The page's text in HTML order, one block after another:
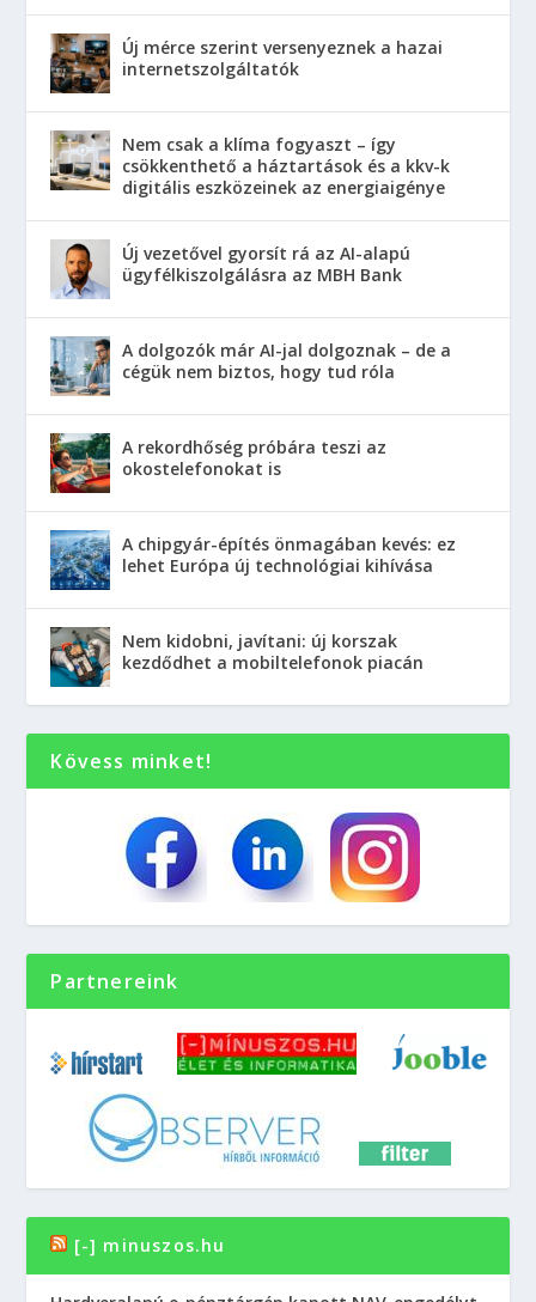
Új mérce szerint versenyeznek a hazai
internetszolgáltatók
Nem csak a klíma fogyaszt – így
csökkenthető a háztartások és a kkv-k
digitális eszközeinek az energiaigénye
Új vezetővel gyorsít rá az AI-alapú
ügyfélkiszolgálásra az MBH Bank
A dolgozók már AI-jal dolgoznak – de a
cégük nem biztos, hogy tud róla
A rekordhőség próbára teszi az
okostelefonokat is
A chipgyár-építés önmagában kevés: ez
lehet Európa új technológiai kihívása
Nem kidobni, javítani: új korszak
kezdődhet a mobiltelefonok piacán
Kövess minket!
Partnereink
[-] minuszos.hu